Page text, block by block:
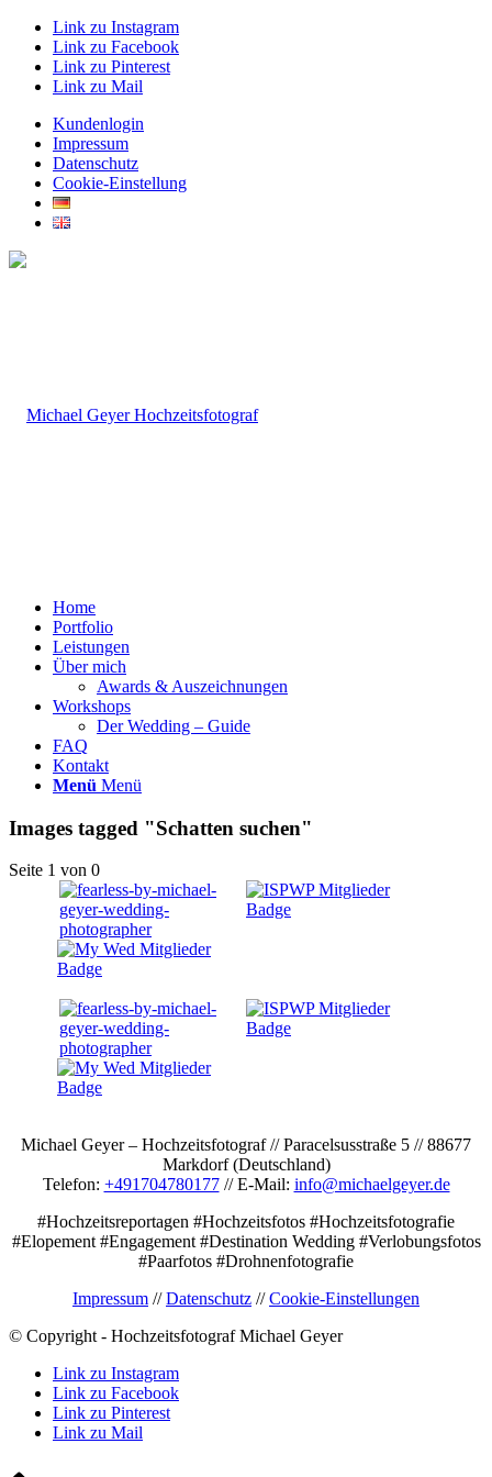
Link zu Instagram
Link zu Facebook
Link zu Pinterest
Link zu Mail
Kundenlogin
Impressum
Datenschutz
Cookie-Einstellung
Home
Portfolio
Leistungen
Über mich
Awards & Auszeichnungen
Workshops
Der Wedding – Guide
FAQ
Kontakt
Menü Menü
Images tagged "Schatten suchen"
Seite 1 von 0
Michael Geyer – Hochzeitsfotograf // Paracelsusstraße 5 // 88677
Markdorf (Deutschland)
Telefon: +491704780177// E-Mail: info@michaelgeyer.de
#Hochzeitsreportagen #Hochzeitsfotos #Hochzeitsfotografie
#Elopement #Engagement #Destination Wedding #Verlobungsfotos
#Paarfotos #Drohnenfotografie
Impressum //Datenschutz //Cookie-Einstellungen
© Copyright - Hochzeitsfotograf Michael Geyer
Link zu Instagram
Link zu Facebook
Link zu Pinterest
Link zu Mail